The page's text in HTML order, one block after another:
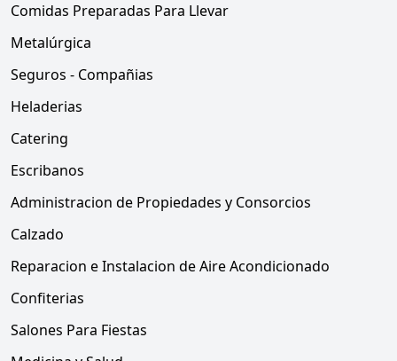
Comidas Preparadas Para Llevar
Metalúrgica
Seguros - Compañias
Heladerias
Catering
Escribanos
Administracion de Propiedades y Consorcios
Calzado
Reparacion e Instalacion de Aire Acondicionado
Confiterias
Salones Para Fiestas